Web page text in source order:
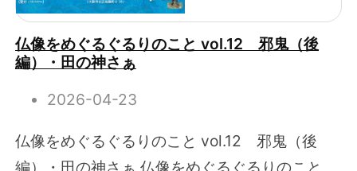
仏像をめぐるぐるりのこと vol.12 邪鬼（後
編）・田の神さぁ
2026-04-23
仏像をめぐるぐるりのこと vol.12 邪鬼（後
編）・田の神さぁ 仏像をめぐるぐるりのこと。